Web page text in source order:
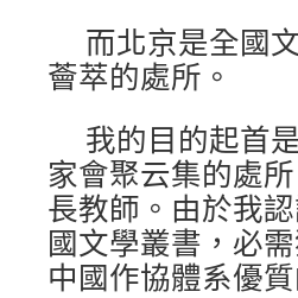
而北京是全國
薈萃的處所。
我的目的起首
家會聚云集的處
長教師。由於我
國文學叢書，必
中國作協體系優